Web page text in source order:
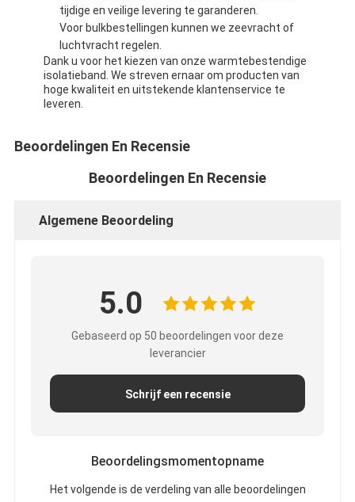
tijdige en veilige levering te garanderen.
Voor bulkbestellingen kunnen we zeevracht of
luchtvracht regelen.
Dank u voor het kiezen van onze warmtebestendige
isolatieband. We streven ernaar om producten van
hoge kwaliteit en uitstekende klantenservice te
leveren.
Beoordelingen En Recensie
Beoordelingen En Recensie
Algemene Beoordeling
5.0
Gebaseerd op 50 beoordelingen voor deze
leverancier
Schrijf een recensie
Beoordelingsmomentopname
Het volgende is de verdeling van alle beoordelingen